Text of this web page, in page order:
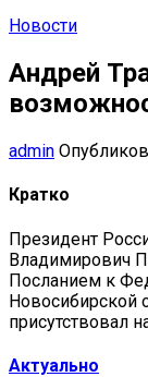
Новости
Андрей
admin
Кратко
Президент
Владимирович
Посланием к
Новосибирской
присутствовал
Актуально